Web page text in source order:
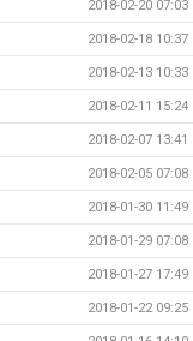
2018-02-20 07:03
2018-02-18 10:37
2018-02-13 10:33
2018-02-11 15:24
2018-02-07 13:41
2018-02-05 07:08
2018-01-30 11:49
2018-01-29 07:08
2018-01-27 17:49
2018-01-22 09:25